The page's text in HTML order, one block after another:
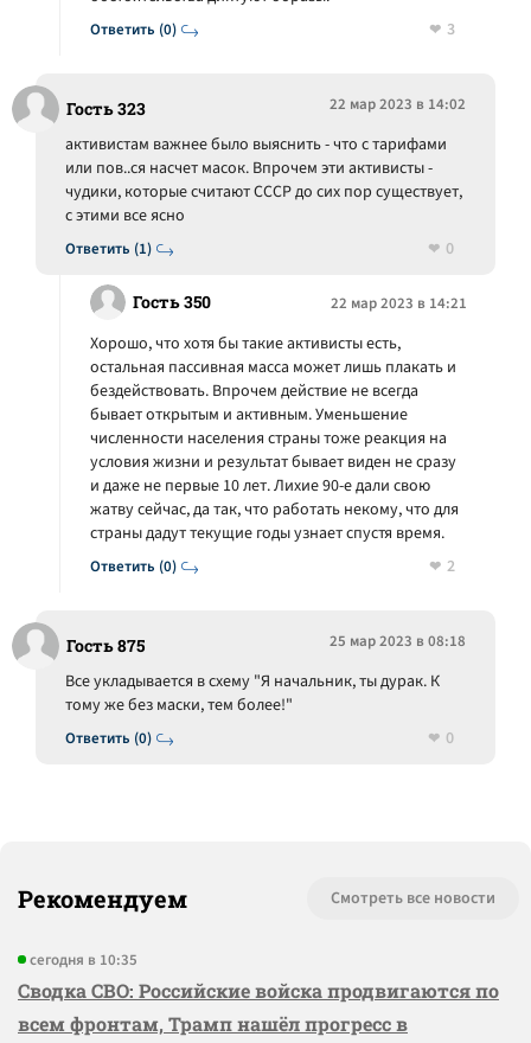
Ответить (0)
3
Гость 323 22 мар 2023 в 14:02
Ответить (1)
активистам важнее было выяснить - что с тарифами
или пов..ся насчет масок. Впрочем эти активисты -
чудики, которые считают СССР до сих пор существует,
с этими все ясно
0
Гость 350 22 мар 2023 в 14:21
Ответить (0)
Хорошо, что хотя бы такие активисты есть,
остальная пассивная масса может лишь плакать и
бездействовать. Впрочем действие не всегда
бывает открытым и активным. Уменьшение
численности населения страны тоже реакция на
условия жизни и результат бывает виден не сразу
и даже не первые 10 лет. Лихие 90-е дали свою
жатву сейчас, да так, что работать некому, что для
страны дадут текущие годы узнает спустя время.
2
Гость 875 25 мар 2023 в 08:18
Ответить (0)
Все укладывается в схему "Я начальник, ты дурак. К
тому же без маски, тем более!"
0
Рекомендуем Смотреть все новости
сегодня в 10:35
Сводка СВО: Российские войска продвигаются по
всем фронтам, Трамп нашёл прогресс в